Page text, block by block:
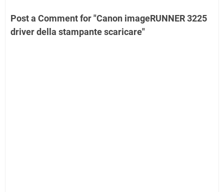
Post a Comment for "Canon imageRUNNER 3225
driver della stampante scaricare"